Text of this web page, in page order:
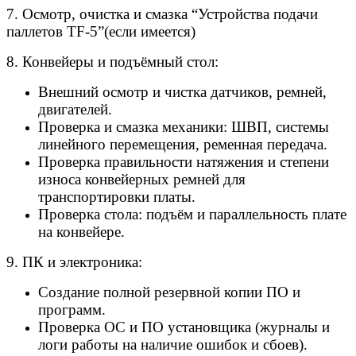
7. Осмотр, очистка и смазка “Устройства подачи
паллетов TF-5”(если имеется)
8. Конвейеры и подъёмный стол:
Внешний осмотр и чистка датчиков, ремней,
двигателей.
Проверка и смазка механики: ШВП, системы
линейного перемещения, ременная передача.
Проверка правильности натяжения и степени
износа конвейерных ремней для
транспортировки платы.
Проверка стола: подъём и параллельность плате
на конвейере.
9. ПК и электроника:
Создание полной резервной копии ПО и
программ.
Проверка ОС и ПО установщика (журналы и
логи работы на наличие ошибок и сбоев).